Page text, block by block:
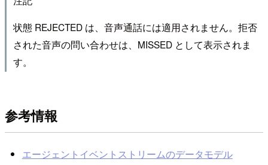
状態 REJECTED は、音声通話には適用されません。拒否
された音声の問い合わせは、MISSED として表示されま
す。
参考情報
エージェントイベントストリームのデータモデル